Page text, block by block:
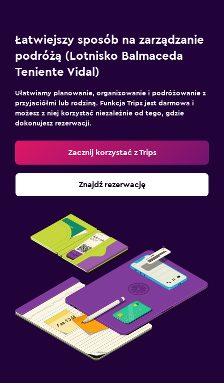
Łatwiejszy sposób na zarządzanie
podróżą (Lotnisko Balmaceda
Teniente Vidal)
Ułatwiamy planowanie, organizowanie i podróżowanie z
przyjaciółmi lub rodziną. Funkcja Trips jest darmowa i
możesz z niej korzystać niezależnie od tego, gdzie
dokonujesz rezerwacji.
Zacznij korzystać z Trips
Znajdź rezerwację